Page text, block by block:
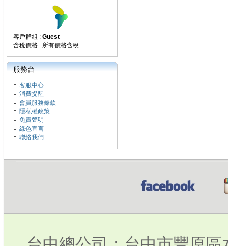
客戶群組 : Guest
含稅價格 : 所有價格含稅
服務台
客服中心
消費提醒
會員服務條款
隱私權政策
免責聲明
綠色宣言
聯絡我們